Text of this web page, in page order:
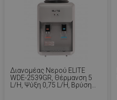
Διανομέας Νερού ELITE
WDE-2539GR, Θέρμανση 5
L/h, Ψύξη 0,75 L/h, Βρύση